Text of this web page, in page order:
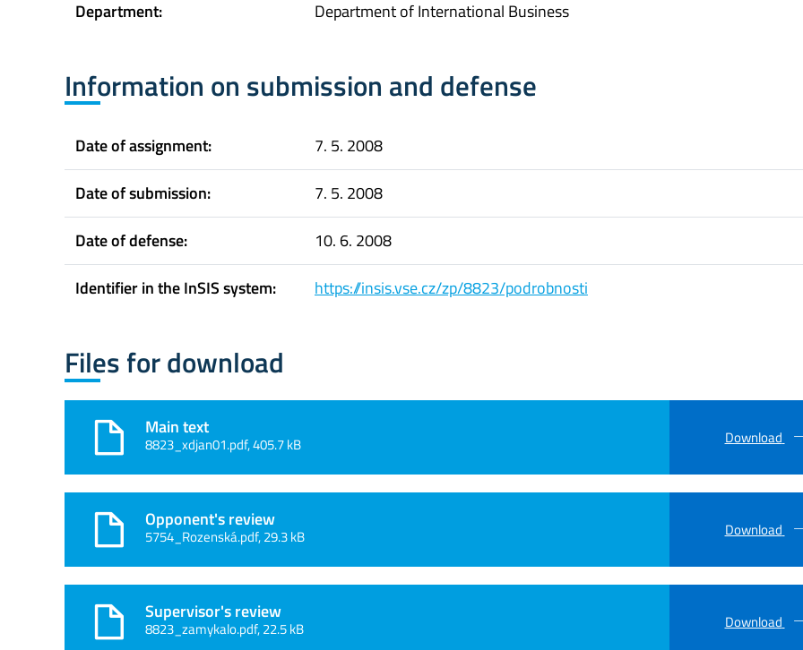
Department:
Department of International Business
Information on submission and defense
Date of assignment:
7. 5. 2008
Date of submission:
7. 5. 2008
Date of defense:
10. 6. 2008
Identifier in the InSIS system:
https://insis.vse.cz/zp/8823/podrobnosti
Files for download
Main text
8823_xdjan01.pdf, 405.7 kB Download
Opponent's review
5754_Rozenská.pdf, 29.3 kB Download
Supervisor's review
8823_zamykalo.pdf, 22.5 kB Download